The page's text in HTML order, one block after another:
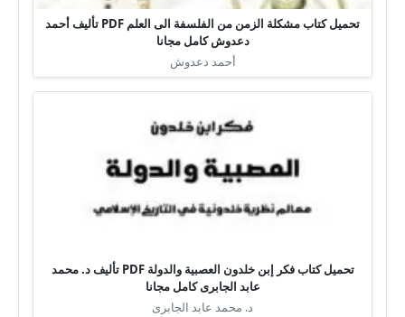
تحميل كتاب مشكلة الزمن من الفلسفة الى العلم PDF تأليف أحمد
دعدوش كامل مجانا
أحمد دعدوش
تحميل كتاب فكر إبن خلدون العصبية والدولة PDF تأليف د. محمد
عابد الجابرى كامل مجانا
د. محمد عابد الجابرى